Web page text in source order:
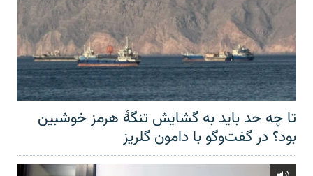
تا چه حد باید به گشایش تنگهٔ هرمز خوشبین
بود؟ در گفت‌وگو با دامون گلریز